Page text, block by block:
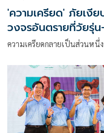
'ความเครียด' ภัยเงีย
วงจรอันตรายที่วัยรุ่น
ความเครียดกลายเป็นส่วนหนึ่